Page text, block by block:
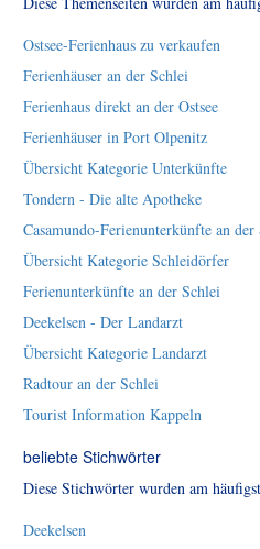
Ostsee-Ferienhaus zu verkaufen
Ferienhäuser an der Schlei
Ferienhaus direkt an der Ostsee
Ferienhäuser in Port Olpenitz
Übersicht Kategorie Unterkünfte
Tondern - Die alte Apotheke
Casamundo-Ferienunterkünfte an der
Übersicht Kategorie Schleidörfer
Ferienunterkünfte an der Schlei
Deekelsen - Der Landarzt
Übersicht Kategorie Landarzt
Radtour an der Schlei
Tourist Information Kappeln
beliebte Stichwörter
Diese Stichwörter wurden am
Deekelsen